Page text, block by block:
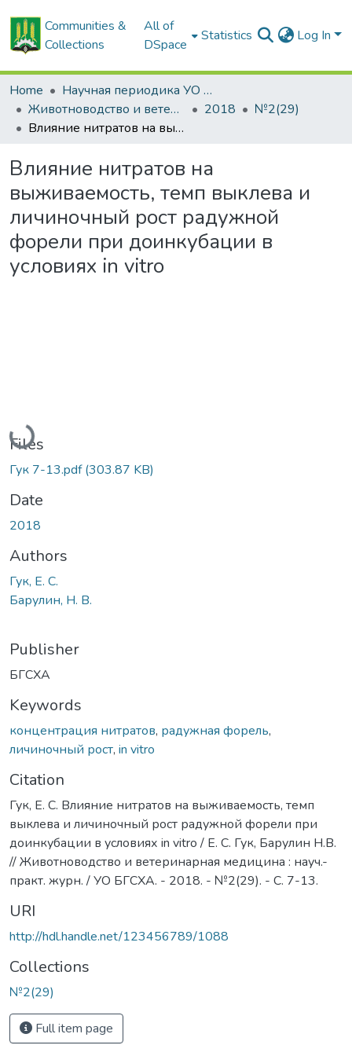
Communities &
Collections
All of
DSpace
Statistics Log In
Home
Научная периодика УО БГСХА
Животноводство и ветеринарная медицина: научно-практический журнал
2018
№2(29)
Влияние нитратов на выживаемость, темп выклева и личиночный рост радужной форели при доинкубации в условиях in vitro
Влияние нитратов на
выживаемость, темп выклева и
личиночный рост радужной
форели при доинкубации в
условиях in vitro
Loading...
Files
Гук 7-13.pdf(303.87 KB)
Date
2018
Authors
Гук, Е. С.
Барулин, Н. В.
Publisher
БГСХА
Keywords
концентрация нитратов, радужная форель,
личиночный рост, in vitro
Citation
Гук, Е. С. Влияние нитратов на выживаемость, темп
выклева и личиночный рост радужной форели при
доинкубации в условиях in vitro / Е. С. Гук, Барулин Н.В.
// Животноводство и ветеринарная медицина : науч.-
практ. журн. / УО БГСХА. - 2018. - №2(29). - С. 7-13.
URI
http://hdl.handle.net/123456789/1088
Collections
№2(29)
Full item page